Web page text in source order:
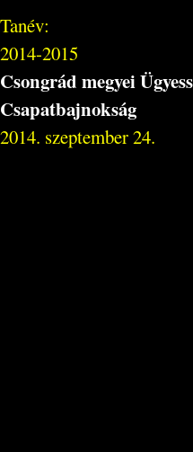
Tanév:
2014-2015
Csongrád megyei
Csapatbajnokság
2014. szeptember 24.